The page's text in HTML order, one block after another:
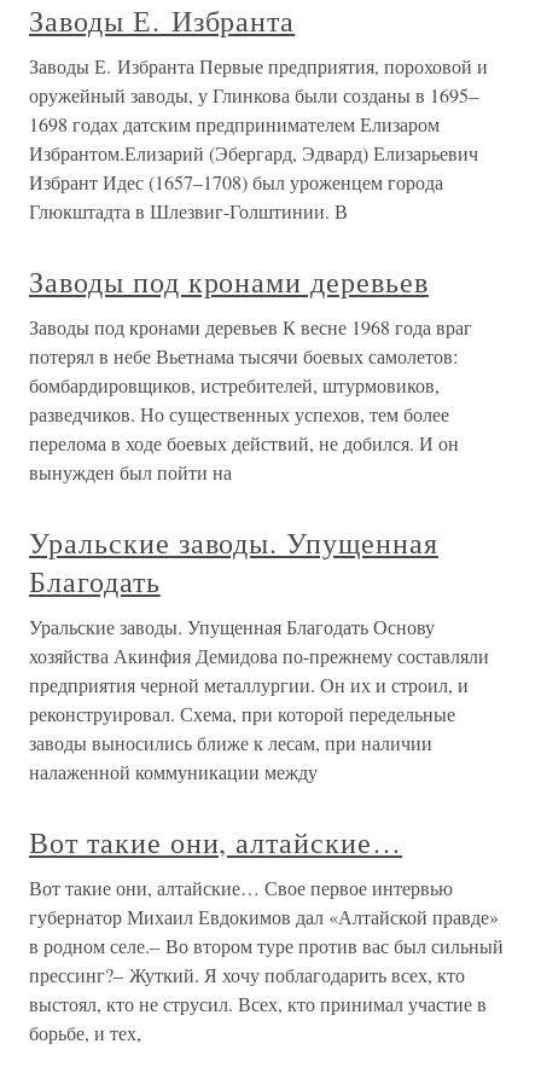
Заводы Е. Избранта
Заводы Е. Избранта Первые предприятия, пороховой и
оружейный заводы, у Глинкова были созданы в 1695–
1698 годах датским предпринимателем Елизаром
Избрантом.Елизарий (Эбергард, Эдвард) Елизарьевич
Избрант Идес (1657–1708) был уроженцем города
Глюкштадта в Шлезвиг-Голштинии. В
Заводы под кронами деревьев
Заводы под кронами деревьев К весне 1968 года враг
потерял в небе Вьетнама тысячи боевых самолетов:
бомбардировщиков, истребителей, штурмовиков,
разведчиков. Но существенных успехов, тем более
перелома в ходе боевых действий, не добился. И он
вынужден был пойти на
Уральские заводы. Упущенная
Благодать
Уральские заводы. Упущенная Благодать Основу
хозяйства Акинфия Демидова по-прежнему составляли
предприятия черной металлургии. Он их и строил, и
реконструировал. Схема, при которой передельные
заводы выносились ближе к лесам, при наличии
налаженной коммуникации между
Вот такие они, алтайские…
Вот такие они, алтайские… Свое первое интервью
губернатор Михаил Евдокимов дал «Алтайской правде»
в родном селе.– Во втором туре против вас был сильный
прессинг?– Жуткий. Я хочу поблагодарить всех, кто
выстоял, кто не струсил. Всех, кто принимал участие в
борьбе, и тех,